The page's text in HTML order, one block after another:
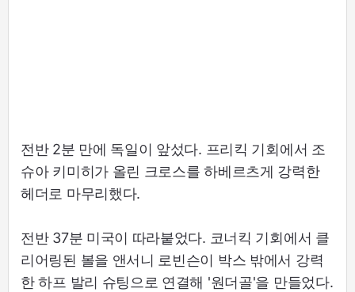
전반 2분 만에 독일이 앞섰다. 프리킥 기회에서 조
슈아 키미히가 올린 크로스를 하베르츠게 강력한
헤더로 마무리했다.
전반 37분 미국이 따라붙었다. 코너킥 기회에서 클
리어링된 볼을 앤서니 로빈슨이 박스 밖에서 강력
한 하프 발리 슈팅으로 연결해 '원더골'을 만들었다.